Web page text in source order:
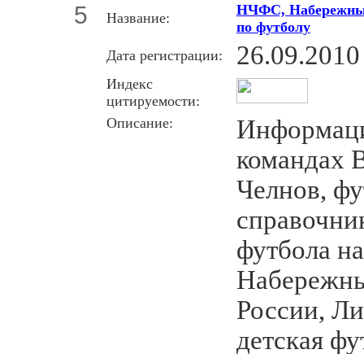
5 Название:
НЧФС,
по футболу
Дата регистрации:
26.09.2010
Индекс
цитируемости:
Описание:
командах
Челнов,
футбола
России,
детская